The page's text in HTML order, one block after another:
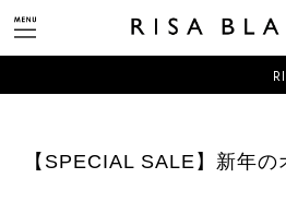
【SPECIAL SALE】新年の